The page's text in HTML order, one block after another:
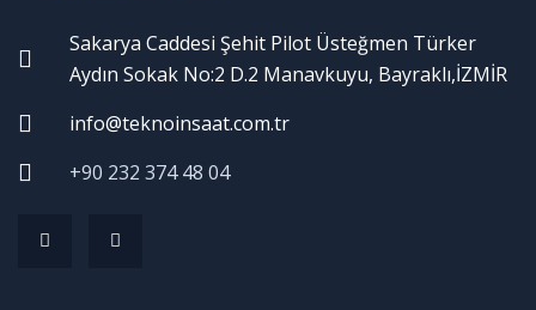
Sakarya Caddesi Şehit Pilot Üsteğmen Türker
Aydın Sokak No:2 D.2 Manavkuyu, Bayraklı,İZMİR
info@teknoinsaat.com.tr
+90 232 374 48 04